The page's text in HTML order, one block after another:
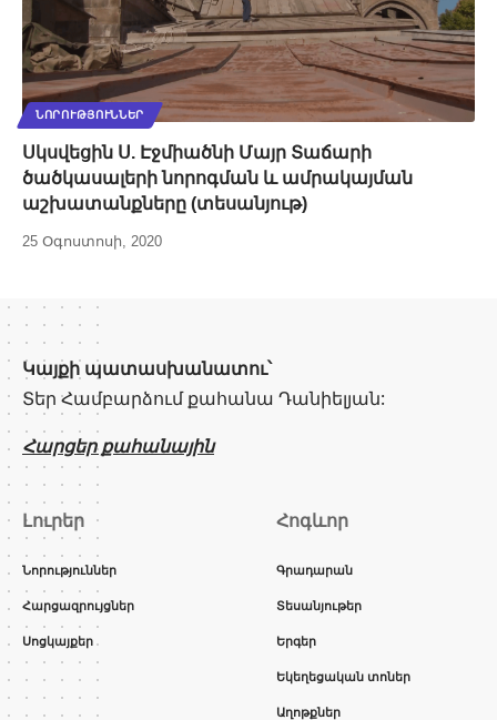
ՆՈՐՈՒԹՅՈՒՆՆԵՐ
Սկսվեցին Ս. Էջմիածնի Մայր Տաճարի
ծածկասալերի նորոգման և ամրակայման
աշխատանքները (տեսանյութ)
25 Օգոստոսի, 2020
Կայքի պատասխանատու՝
Տեր Համբարձում քահանա Դանիելյան:
Հարցեր քահանային
Լուրեր
Նորություններ
Հարցազրույցներ
Սոցկայքեր
Հոգևոր
Գրադարան
Տեսանյութեր
Երգեր
Եկեղեցական տոներ
Աղոթքներ